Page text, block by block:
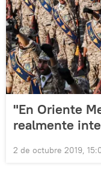
"En Oriente
realmente
2 de octubre 2019,